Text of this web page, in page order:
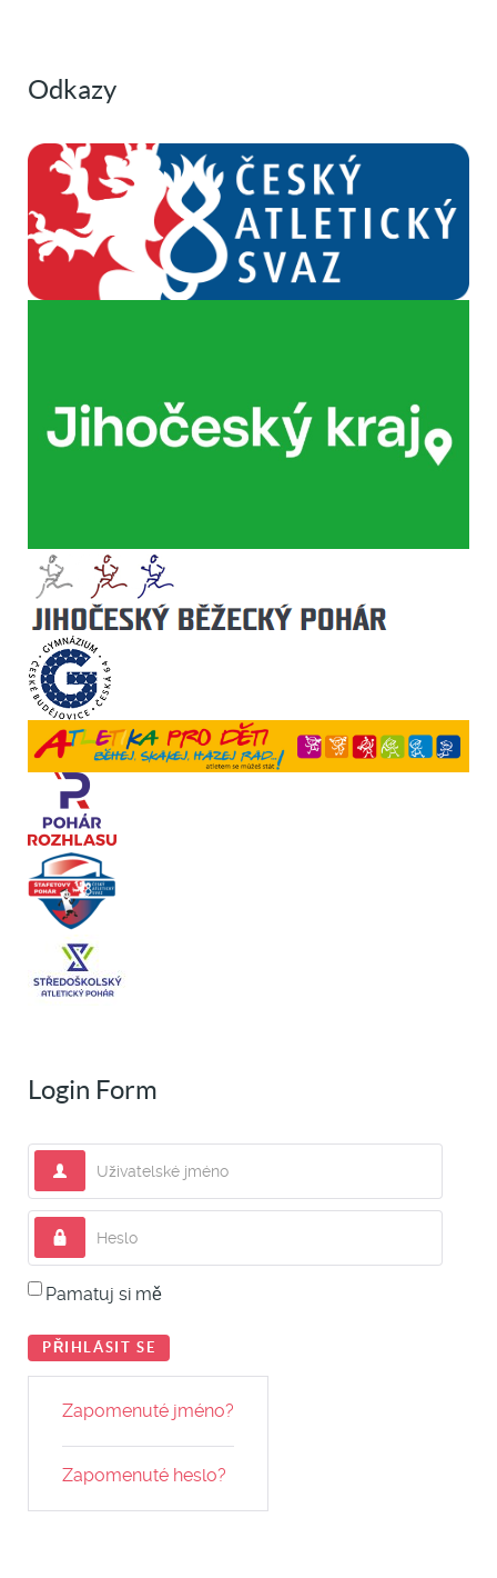
Odkazy
Login Form
Uživatelské jméno
Heslo
Pamatuj si mě
PŘIHLÁSIT SE
Zapomenuté jméno?
Zapomenuté heslo?